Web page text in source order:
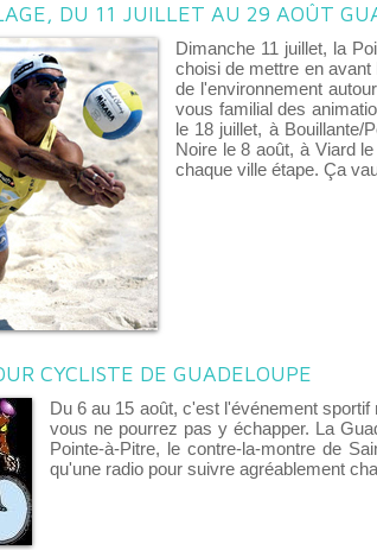
DU 11 JUILLET AU 29 AOÛT
Dimanche 11 juillet, la
choisi de mettre en
de l'environnement
vous familial des
le 18 juillet, à Bouillante/
Noire le 8 août, à Viard
chaque ville étape. Ça
CYCLISTE DE GUADELOUPE
Du 6 au 15 août, c'est l'événement
vous ne pourrez pas y échapper. La
Pointe-à-Pitre, le contre-la-montre de
qu'une radio pour suivre agréablement